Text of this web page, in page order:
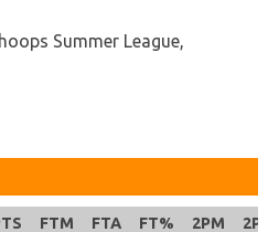
Summer League,
FTM FTA FT% 2PM
2PA